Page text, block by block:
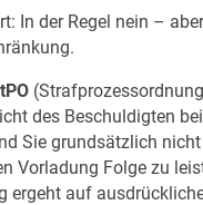
In der Regel nein –
des Beschuldigten
Sie grundsätzlich
Vorladung Folge zu
ergeht auf